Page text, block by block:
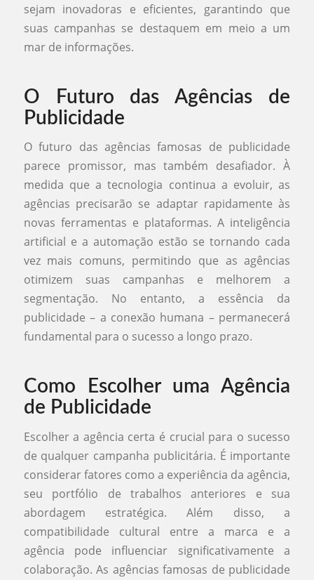
sejam inovadoras e eficientes, garantindo que
suas campanhas se destaquem em meio a um
mar de informações.
O Futuro das Agências de
Publicidade
O futuro das agências famosas de publicidade
parece promissor, mas também desafiador. À
medida que a tecnologia continua a evoluir, as
agências precisarão se adaptar rapidamente às
novas ferramentas e plataformas. A inteligência
artificial e a automação estão se tornando cada
vez mais comuns, permitindo que as agências
otimizem suas campanhas e melhorem a
segmentação. No entanto, a essência da
publicidade – a conexão humana – permanecerá
fundamental para o sucesso a longo prazo.
Como Escolher uma Agência
de Publicidade
Escolher a agência certa é crucial para o sucesso
de qualquer campanha publicitária. É importante
considerar fatores como a experiência da agência,
seu portfólio de trabalhos anteriores e sua
abordagem estratégica. Além disso, a
compatibilidade cultural entre a marca e a
agência pode influenciar significativamente a
colaboração. As agências famosas de publicidade